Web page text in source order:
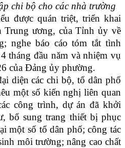
chi bộ cho các nhà trường
được quán triệt, triển khai
ương, của Tỉnh ủy về
nghe báo cáo tóm tắt tình
tháng đầu năm và nhiệm vụ
của Đảng ủy phường.
diện các chi bộ, tổ dân phố
một số kiến nghị liên quan
công trình, dự án đã khởi
bổ sung trang thiết bị phục
một số tổ dân phố; công tác
môi trường; nâng cao chất